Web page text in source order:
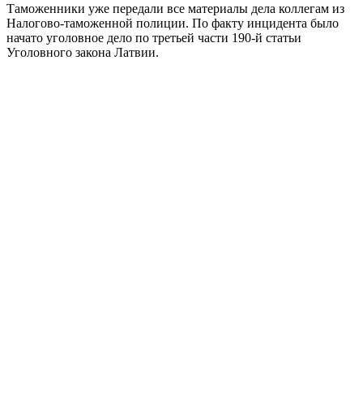
Таможенники уже передали все материалы дела коллегам из
Налогово-таможенной полиции. По факту инцидента было
начато уголовное дело по третьей части 190-й статьи
Уголовного закона Латвии.